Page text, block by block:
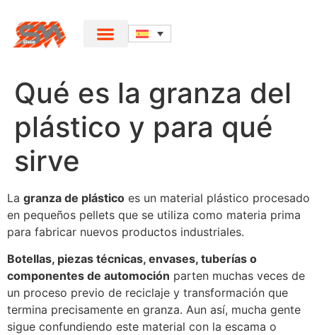
Qué es la granza del
plástico y para qué
sirve
La granza de plástico es un material plástico procesado
en pequeños pellets que se utiliza como materia prima
para fabricar nuevos productos industriales.
Botellas, piezas técnicas, envases, tuberías o
componentes de automoción parten muchas veces de
un proceso previo de reciclaje y transformación que
termina precisamente en granza. Aun así, mucha gente
sigue confundiendo este material con la escama o